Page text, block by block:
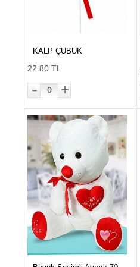
KALP ÇUBUK
22.80 TL
- 0 +